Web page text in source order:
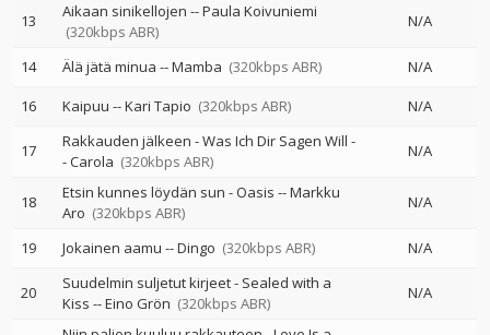
13 Aikaan sinikellojen --Paula Koivuniemi
(320kbps ABR)
N/A
14 Älä jätä minua --Mamba (320kbps ABR)
N/A
16
Kaipuu --Kari Tapio (320kbps ABR) N/A
17 Rakkauden jälkeen - Was Ich Dir Sagen Will -
-Carola (320kbps ABR)
N/A
18 Etsin kunnes löydän sun - Oasis --Markku
Aro (320kbps ABR)
N/A
19 Jokainen aamu --Dingo (320kbps ABR) N/A
20
Suudelmin suljetut kirjeet - Sealed with a
Kiss --Eino Grön (320kbps ABR)
N/A